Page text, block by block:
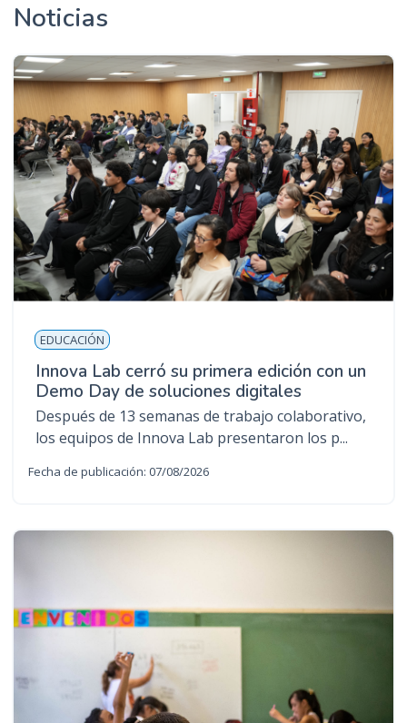
Noticias
EDUCACIÓN
Innova Lab cerró su primera edición con un
Demo Day de soluciones digitales
Después de 13 semanas de trabajo colaborativo,
los equipos de Innova Lab presentaron los p...
Fecha de publicación: 07/08/2026